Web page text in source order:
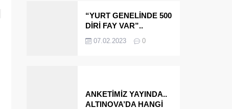
“YURT GENELİNDE 500
DİRİ FAY VAR”..
ÇINARCIK..
07.02.2023 0
ANKETİMİZ YAYINDA..
ALTINOVA’DA HANGİ